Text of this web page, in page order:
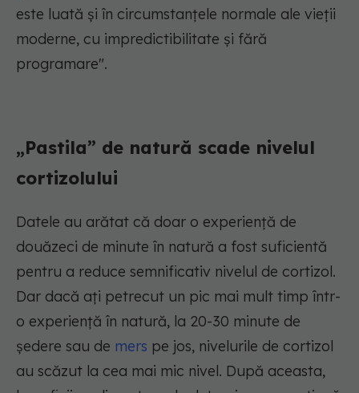
este luată și în circumstanțele normale ale vieții
moderne, cu impredictibilitate și fără
programare".
„Pastila” de natură scade nivelul
cortizolului
Datele au arătat că doar o experiență de
douăzeci de minute în natură a fost suficientă
pentru a reduce semnificativ nivelul de cortizol.
Dar dacă ați petrecut un pic mai mult timp într-
o experiență în natură, la 20-30 minute de
ședere sau de mers pe jos, nivelurile de cortizol
au scăzut la cea mai mic nivel. După aceasta,